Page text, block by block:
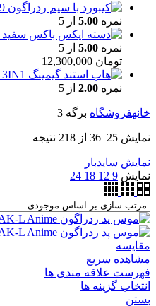
نمره 5.00 از 5
نمره 5.00 از 5
تومان
نمره 2.00 از 5
خانهفروشگاه برگه 3
نمایش 25–36 از 218 نتیجه
نمایش سایدبار
نمایش 9
12
18
24
مقایسه
مشاهده سریع
فهرست علاقه مندی ها
انتخاب گزینه ها
بستن